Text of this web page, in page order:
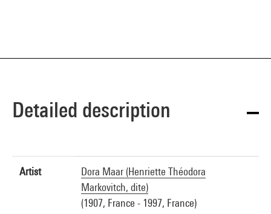
Detailed description
Artist
Dora Maar (Henriette Théodora
Markovitch, dite)
(1907, France - 1997, France)